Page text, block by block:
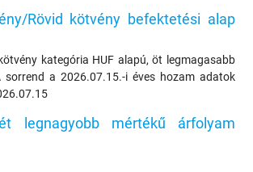
Rövid kötvény befektetési alap
kategória HUF alapú, öt legmagasabb
sorrend a 2026.07.15.-i éves hozam adatok
legnagyobb mértékű árfolyam